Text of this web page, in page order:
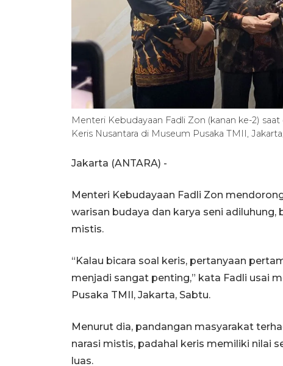
Menteri Kebudayaan Fadli Zon (kanan ke-2)
Keris Nusantara di Museum Pusaka TMII,
Jakarta (ANTARA) -
Menteri Kebudayaan Fadli Zon
warisan budaya dan karya seni
mistis.
“Kalau bicara soal keris, pertanyaan
menjadi sangat penting,” kata Fadli usai
Pusaka TMII, Jakarta, Sabtu.
Menurut dia, pandangan masyarakat
narasi mistis, padahal keris memiliki nilai
luas.